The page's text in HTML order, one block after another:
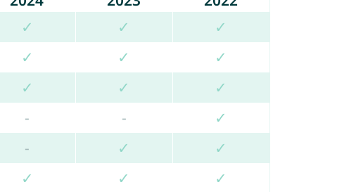
✓ ✓
✓
✓ ✓
✓
✓ ✓
✓
- -
✓
- ✓
✓
✓ ✓ ✓